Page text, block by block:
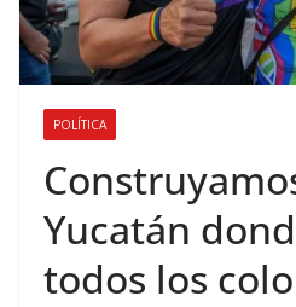
POLÍTICA
Yucatán
todos los